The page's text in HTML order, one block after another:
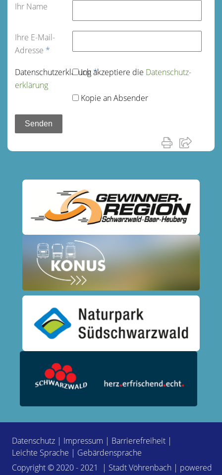
Ihr Name
Ihre E-Mail-
Adresse *
Datenschutz­erklärung*
Ich akzeptiere die Datenschutz­
erklärung
Kopie an Absender
Datenschutz | Impressum | Barrierefreiheit |
Leichte Sprache | Gebärdensprache
Copyright © 2020 - 2021 | Stadt Vöhrenbach | powered